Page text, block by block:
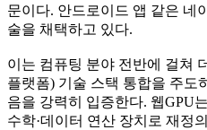
문이다. 안드로이드 앱 같은 네
술을 채택하고 있다.
이는 컴퓨팅 분야 전반에 걸쳐
플랫폼) 기술 스택 통합을 주도
음을 강력히 입증한다. 웹GPU
수학·데이터 연산 장치로 재정